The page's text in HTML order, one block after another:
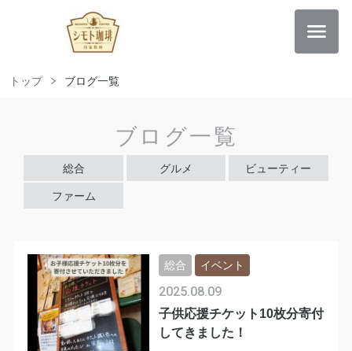
トップ ブログ一覧
ブログ一覧
総合 グルメ ビューティー
ファーム
子供応援チケット10枚分寄付
してきました！
2025.08.09
総合 イベント